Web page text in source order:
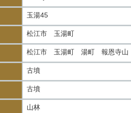
玉湯45
松江市 玉湯町
松江市 玉湯町 湯町 報恩寺山
古墳
古墳
山林